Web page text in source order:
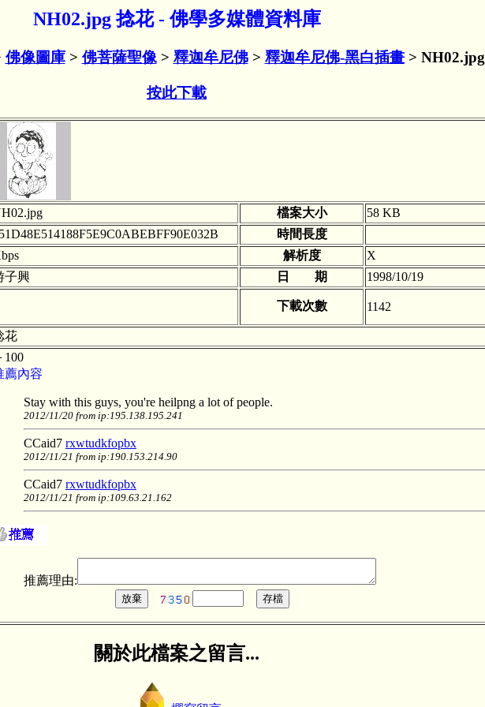
NH02.jpg 捻花 - 佛學多媒體資料庫
佛像圖庫> 佛菩薩聖像> 釋迦牟尼佛> 釋迦牟尼佛-黑白插畫> NH02.jpg
按此下載
檔案大小
58 KB
時間長度
解析度
X
子興
日 期 1998/10/19
下載次數 1142
花
100
薦內容
Stay with this guys, you're heilpng a lot of people.
2012/11/20 from ip:195.138.195.241
CCaid7 rxwtudkfopbx
2012/11/21 from ip:190.153.214.90
CCaid7 rxwtudkfopbx
2012/11/21 from ip:109.63.21.162
推薦理由:
關於此檔案之留言...